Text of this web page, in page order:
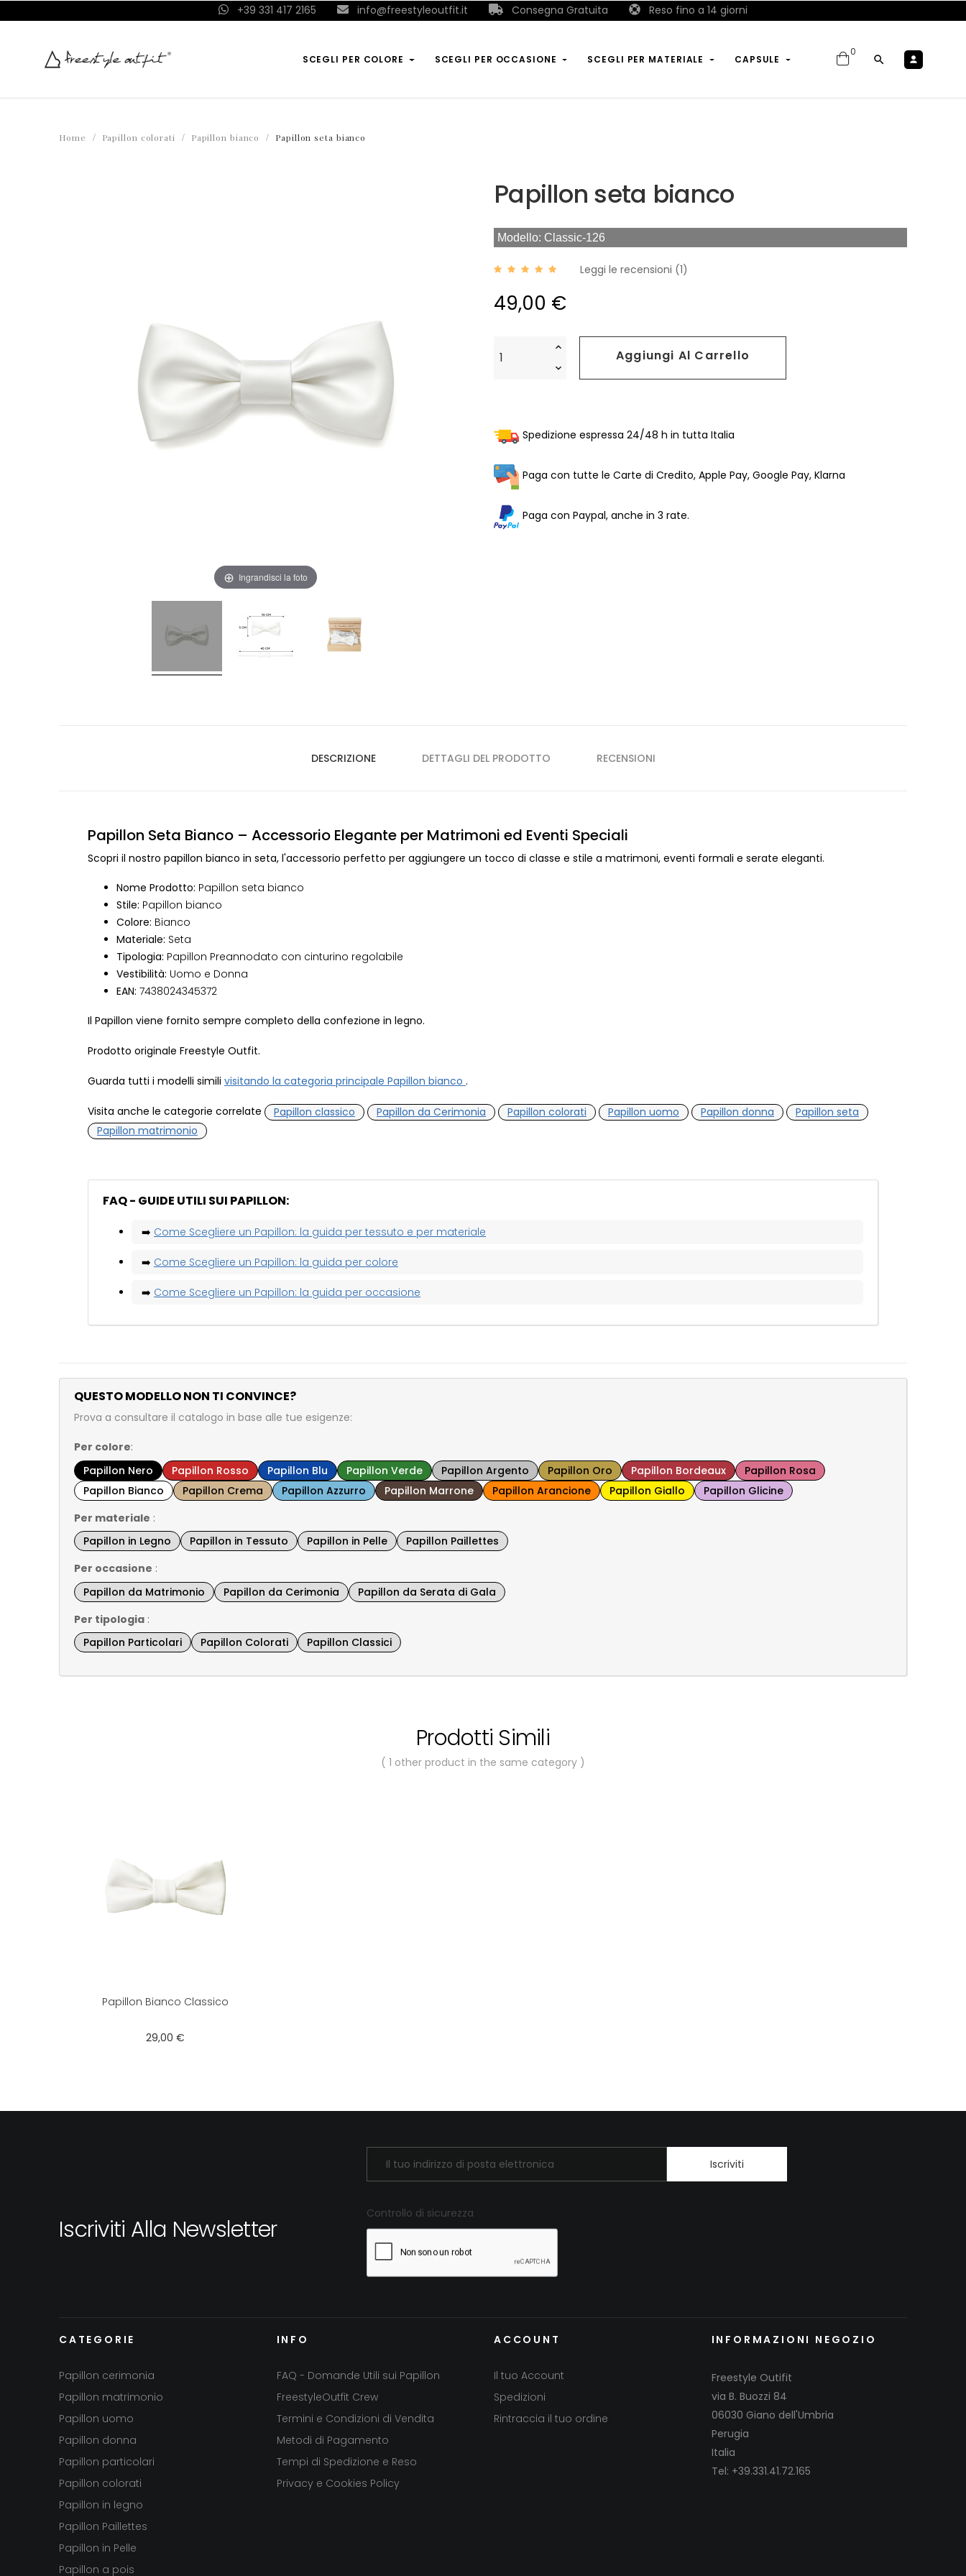
+39 331 417 2165 info@freestyleoutfit.it Consegna Gratuita Reso fino a 14 giorni
SCEGLI PER COLORE SCEGLI PER OCCASIONE SCEGLI PER MATERIALE CAPSULE
0

Home Papillon colorati Papillon bianco Papillon seta bianco
Ingrandisci la foto
Papillon seta bianco
Modello: Classic-126
Leggi le recensioni (1)
49,00 €
Aggiungi Al Carrello
Spedizione espressa 24/48 h in tutta Italia
Paga con tutte le Carte di Credito, Apple Pay, Google Pay, Klarna
Paga con Paypal, anche in 3 rate.
DESCRIZIONE DETTAGLI DEL PRODOTTO RECENSIONI
Papillon Seta Bianco – Accessorio Elegante per Matrimoni ed Eventi Speciali
Scopri il nostro papillon bianco in seta, l'accessorio perfetto per aggiungere un tocco di classe e stile a matrimoni, eventi formali e serate eleganti.
Nome Prodotto: Papillon seta bianco
Stile: Papillon bianco
Colore: Bianco
Materiale: Seta
Tipologia: Papillon Preannodato con cinturino regolabile
Vestibilità: Uomo e Donna
EAN: 7438024345372
Il Papillon viene fornito sempre completo della confezione in legno.
Prodotto originale Freestyle Outfit.
Guarda tutti i modelli simili visitando la categoria principale Papillon bianco .
Visita anche le categorie correlate Papillon classico Papillon da Cerimonia Papillon colorati Papillon uomo Papillon donna
Papillon seta
Papillon matrimonio
FAQ - GUIDE UTILI SUI PAPILLON:
➡️ Come Scegliere un Papillon: la guida per tessuto e per materiale
➡️ Come Scegliere un Papillon: la guida per colore
➡️ Come Scegliere un Papillon: la guida per occasione
QUESTO MODELLO NON TI CONVINCE?
Prova a consultare il catalogo in base alle tue esigenze:
Per colore:
Papillon Nero
Papillon Rosso Papillon Blu Papillon Verde Papillon Argento Papillon Oro Papillon Bordeaux
Papillon Rosa
Papillon Bianco
Papillon Crema Papillon Azzurro Papillon Marrone Papillon Arancione Papillon Giallo
Papillon Glicine
Per materiale :
Papillon in Legno
Papillon in Tessuto Papillon in Pelle
Papillon Paillettes
Per occasione :
Papillon da Matrimonio
Papillon da Cerimonia
Papillon da Serata di Gala
Per tipologia :
Papillon Particolari
Papillon Colorati Papillon Classici
Prodotti Simili
( 1 other product in the same category )
Papillon Bianco Classico
Prezzo
29,00 €
Iscriviti Alla Newsletter
Iscriviti
Controllo di sicurezza
CATEGORIE
Papillon cerimonia
Papillon matrimonio
Papillon uomo
Papillon donna
Papillon particolari
Papillon colorati
Papillon in legno
Papillon Paillettes
Papillon in Pelle
Papillon a pois
INFO
FAQ - Domande Utili sui Papillon
FreestyleOutfit Crew
Termini e Condizioni di Vendita
Metodi di Pagamento
Tempi di Spedizione e Reso
Privacy e Cookies Policy
ACCOUNT
Il tuo Account
Spedizioni
Rintraccia il tuo ordine
INFORMAZIONI NEGOZIO
Freestyle Outifit
via B. Buozzi 84
06030 Giano dell'Umbria
Perugia
Italia
Tel: +39.331.41.72.165